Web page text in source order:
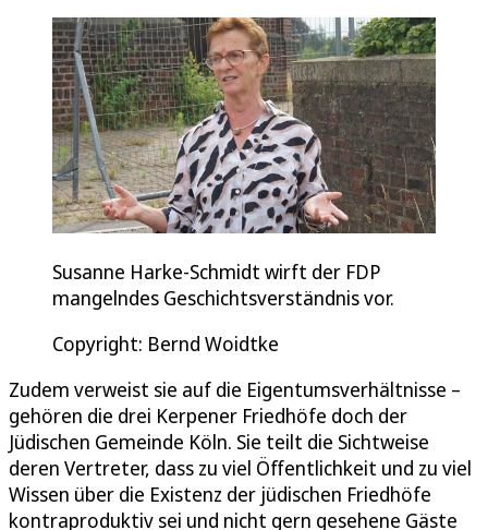
Susanne Harke-Schmidt wirft der FDP
mangelndes Geschichtsverständnis vor.
Copyright: Bernd Woidtke
Zudem verweist sie auf die Eigentumsverhältnisse –
gehören die drei Kerpener Friedhöfe doch der
Jüdischen Gemeinde Köln. Sie teilt die Sichtweise
deren Vertreter, dass zu viel Öffentlichkeit und zu viel
Wissen über die Existenz der jüdischen Friedhöfe
kontraproduktiv sei und nicht gern gesehene Gäste